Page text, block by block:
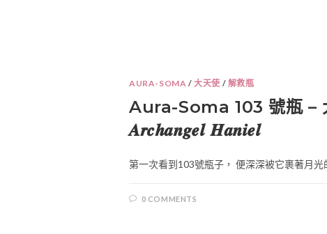
AURA-SOMA /大天使 / 解救瓶
Aura-Soma 103 號瓶 –
𝑨𝒓𝒄𝒉𝒂𝒏𝒈𝒆𝒍 𝑯𝒂𝒏𝒊𝒆𝒍
第一次看到103號瓶子， 便深深被它裹著月光
0 COMMENTS